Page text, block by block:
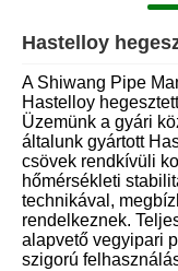
Hastelloy
A Shiwang Pipe
Hastelloy
Üzemünk a gyári
általunk gyártott
csövek rendkívüli
hőmérsékleti
technikával,
rendelkeznek.
alapvető vegyipari
szigorú